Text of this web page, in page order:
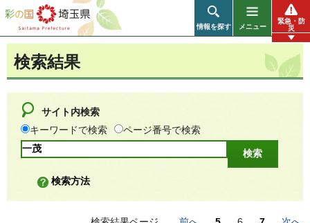
彩の国 埼玉県
情報を探す メニュー
緊急・防
災
検索結果
サイト内検索
キーワードで検索
ページ番号で検索
検索方法